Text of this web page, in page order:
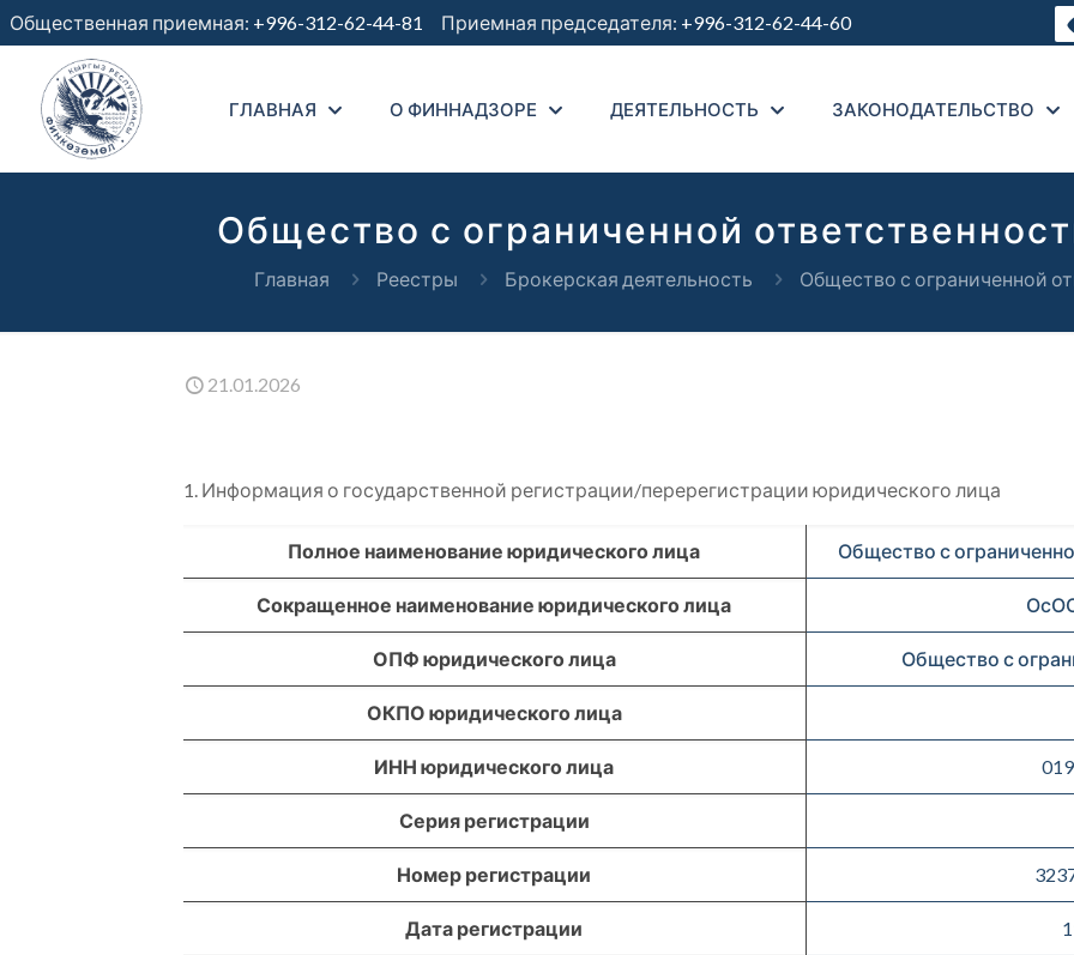
Общественная приемная: +996-312-62-44-81 Приемная председателя: +996-312-62-44-60
ГЛАВНАЯ О ФИННАДЗОРЕ ДЕЯТЕЛЬНОСТЬ ЗАКОНОДАТЕЛЬСТВО
Общество с ограниченной
Главная Реестры Брокерская деятельность Общество с ограниченной
21.01.2026
1. Информация о государственной регистрации/перерегистрации юридического лица
Полное наименование юридического лица Общество с
Сокращенное наименование юридического лица
ОПФ юридического лица Общество с
ОКПО юридического лица
ИНН юридического лица
Серия регистрации
Номер регистрации
Дата регистрации